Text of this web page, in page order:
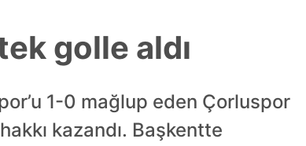
golle aldı
1-0 mağlup eden Çorluspor
kazandı. Başkentte